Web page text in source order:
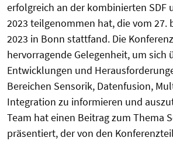
erfolgreich an der kombinierten SDF
2023 teilgenommen hat, die vom 27.
2023 in Bonn stattfand. Die
hervorragende Gelegenheit, um sich
Entwicklungen und
Bereichen Sensorik, Datenfusion,
Integration zu informieren und
Team hat einen Beitrag zum Thema
präsentiert, der von den